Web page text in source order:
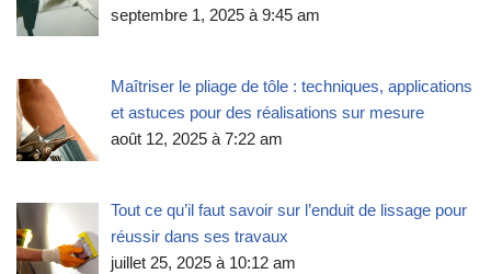
septembre 1, 2025 à 9:45 am
Maîtriser le pliage de tôle : techniques, applications
et astuces pour des réalisations sur mesure
août 12, 2025 à 7:22 am
Tout ce qu’il faut savoir sur l’enduit de lissage pour
réussir dans ses travaux
juillet 25, 2025 à 10:12 am